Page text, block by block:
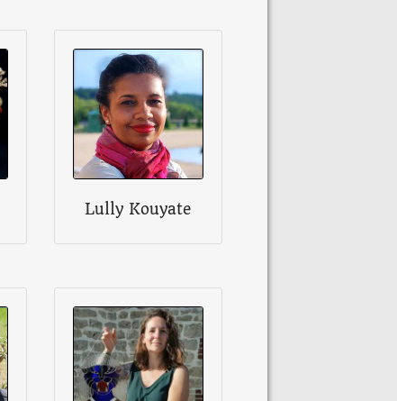
Lully Kouyate